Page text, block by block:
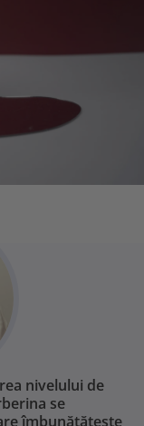
nivelului de
se
îmbunătățește